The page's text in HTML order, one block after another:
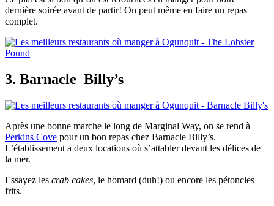
dernière soirée avant de partir! On peut même en faire un repas
complet.
3. Barnacle Billy’s
Après une bonne marche le long de Marginal Way, on se rend à
Perkins Cove pour un bon repas chez Barnacle Billy’s.
L’établissement a deux locations où s’attabler devant les délices de
la mer.
Essayez les crab cakes, le homard (duh!) ou encore les pétoncles
frits.